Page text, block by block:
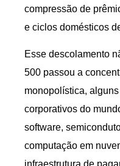
compressão de
e ciclos domésticos
Esse descolamento
500 passou a
monopolística,
corporativos do
software,
computação em
infraestrutura de